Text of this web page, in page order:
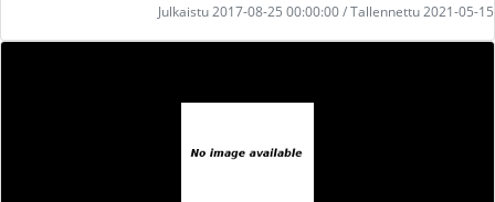
Julkaistu 2017-08-25 00:00:00 / Tallennettu 2021-05-15